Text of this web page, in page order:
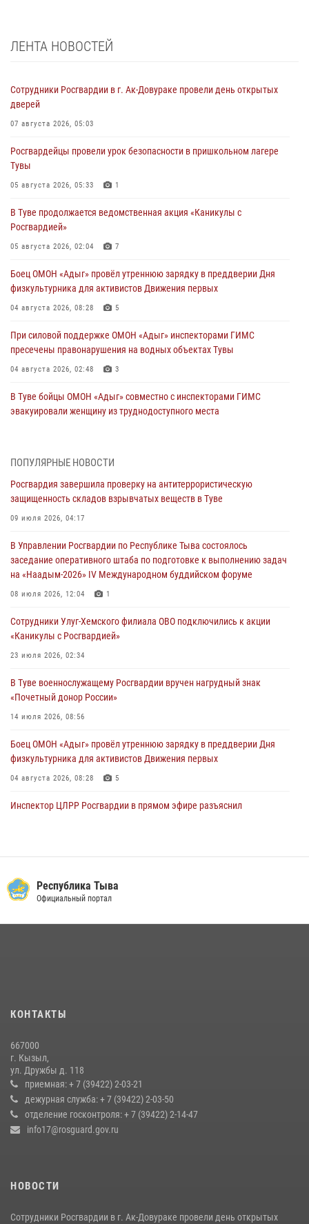
ЛЕНТА НОВОСТЕЙ
Сотрудники Росгвардии в г. Ак-Довураке провели день открытых
дверей
07 августа 2026, 05:03
Росгвардейцы провели урок безопасности в пришкольном лагере
Тувы
05 августа 2026, 05:33 1
В Туве продолжается ведомственная акция «Каникулы с
Росгвардией»
05 августа 2026, 02:04 7
Боец ОМОН «Адыг» провёл утреннюю зарядку в преддверии Дня
физкультурника для активистов Движения первых
04 августа 2026, 08:28 5
При силовой поддержке ОМОН «Адыг» инспекторами ГИМС
пресечены правонарушения на водных объектах Тувы
04 августа 2026, 02:48 3
В Туве бойцы ОМОН «Адыг» совместно с инспекторами ГИМС
эвакуировали женщину из труднодоступного места
Росгвардия проверила организацию отдыха детей в детских
31 июля 2026, 03:49
Сотрудники вневедомственной охраны приняли участие в акции
29 июля 2026, 09:41
26 сигналов «Тревога» с автотранспортов отработали экипажи
задержаний Росгвардии в Туве с начала года
В Туве офицер Росгвардии подвела итоги юбилейного личного
забега
ПОПУЛЯРНЫЕ НОВОСТИ
Росгвардия завершила проверку на антитеррористическую
защищенность складов взрывчатых веществ в Туве
09 июля 2026, 04:17
В Управлении Росгвардии по Республике Тыва состоялось
заседание оперативного штаба по подготовке к выполнению задач
на «Наадым-2026» IV Международном буддийском форуме
08 июля 2026, 12:04 1
Сотрудники Улуг-Хемского филиала ОВО подключились к акции
«Каникулы с Росгвардией»
23 июля 2026, 02:34
В Туве военнослужащему Росгвардии вручен нагрудный знак
«Почетный донор России»
14 июля 2026, 08:56
Боец ОМОН «Адыг» провёл утреннюю зарядку в преддверии Дня
физкультурника для активистов Движения первых
04 августа 2026, 08:28 5
Инспектор ЦЛРР Росгвардии в прямом эфире разъяснил
Спортсмены Росгвардии стали победителями и призерами
Чемпионата по лёгкой атлетике Наадым-2026
Росгвардия совместно ГИМС МЧС Тувы провела профилактические
13 июля 2026, 08:55
Кызылчанин поблагодарил сотрудников Росгвардии за
оперативное реагирование в решении конфликтной ситуации
17 июля 2026, 07:22 1
Республика Тыва
Официальный портал
КОНТАКТЫ
667000
г. Кызыл,
ул. Дружбы д. 118
приемная: + 7 (39422) 2-03-21
дежурная служба: + 7 (39422) 2-03-50
отделение госконтроля: + 7 (39422) 2-14-47
info17@rosguard.gov.ru
НОВОСТИ
Сотрудники Росгвардии в г. Ак-Довураке провели день открытых